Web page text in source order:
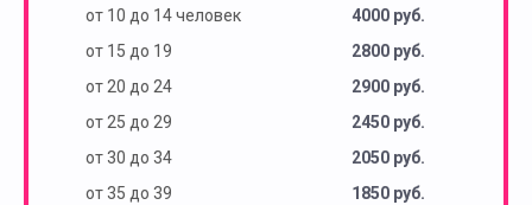
от 10 до 14 человек
4000 руб.
от 15 до 19
2800 руб.
от 20 до 24
2900 руб.
от 25 до 29
2450 руб.
от 30 до 34
2050 руб.
от 35 до 39
1850 руб.